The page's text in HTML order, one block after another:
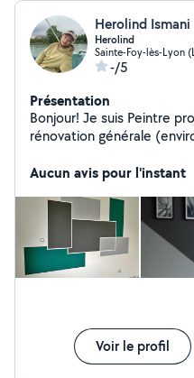
Herolind Ismani
Herolind
Sainte-Foy-lès-Lyon
-/5
Présentation
Bonjour! Je suis Peintre
rénovation générale
Aucun avis pour l'instant
Voir le profil